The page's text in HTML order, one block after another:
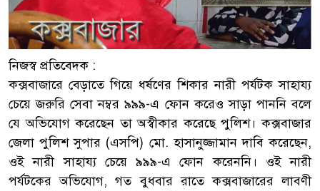
নিজস্ব প্রতিবেদক :
কক্সবাজারে বেড়াতে গিয়ে ধর্ষণের শিকার নারী পর্যটক সাহায্য
চেয়ে জরুরি সেবা নম্বর ৯৯৯-এ ফোন করেও সাড়া পাননি বলে
যে অভিযোগ করেছেন তা অস্বীকার করেছে পুলিশ। কক্সবাজার
জেলা পুলিশ সুপার (এসপি) মো. হাসানুজ্জামান দাবি করেছেন,
ওই নারী সাহায্য চেয়ে ৯৯৯-এ ফোন করেননি। ওই নারী
পর্যটকের অভিযোগ, গত বুধবার রাতে কক্সবাজারের লাবণী